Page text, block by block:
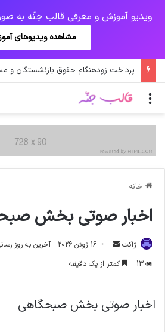
ویدیو آموزش و معرفی قالب جنّه به صورت
مشاهده ویدیوهای
منو
خانه
اخبار صوتی بخش
ژاکت
ارسال
ایمیل
16 ژوئن 2026 آخرین به روز رسانی: 16 ژوئن
13
کمتر از یک دقیقه
اخبار صوتی بخش صبحگاهی